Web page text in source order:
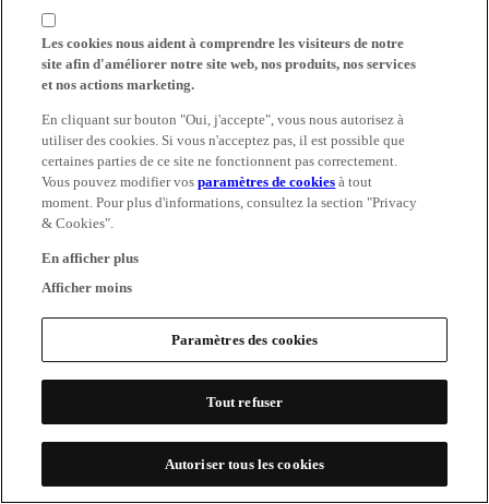
Les cookies nous aident à comprendre les visiteurs de notre
site afin d'améliorer notre site web, nos produits, nos services
et nos actions marketing.
En cliquant sur bouton "Oui, j'accepte", vous nous autorisez à
utiliser des cookies. Si vous n'acceptez pas, il est possible que
certaines parties de ce site ne fonctionnent pas correctement.
Vous pouvez modifier vosparamètres de cookies à tout
moment. Pour plus d'informations, consultez la section "Privacy
& Cookies".
En afficher plus
Afficher moins
Paramètres des cookies
Tout refuser
Autoriser tous les cookies